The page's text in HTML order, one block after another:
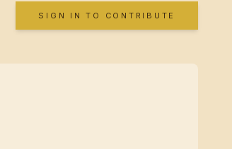
SIGN IN TO CONTRIBUTE